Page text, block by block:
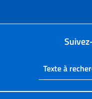
Rechercher dans le site